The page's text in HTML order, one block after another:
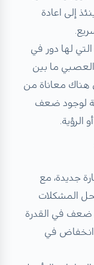
إلى اعادة
لها دور في
ما بين
هناك معاناة من
لوجود ضعف
الرؤية.
جديدة، مع
المشكلات
ضعف في القدرة
انخفاض في